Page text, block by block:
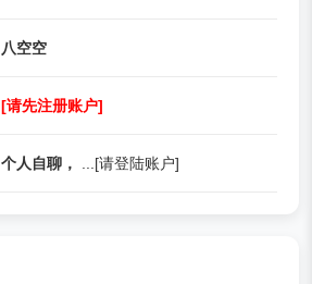
八空空
[请先注册账户]
个人自聊， ...[请登陆账户]